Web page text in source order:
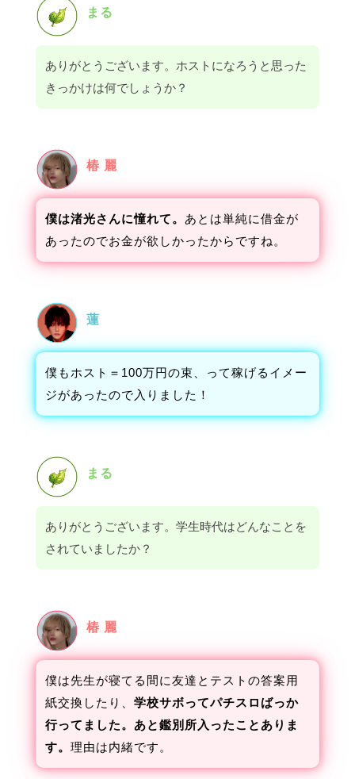
まる
ありがとうございます。ホストになろうと思った
きっかけは何でしょうか？
椿 麗
僕は渚光さんに憧れて。 あとは単純に借金が
あったのでお金が欲しかったからですね。
蓮
僕もホスト＝100万円の束、って稼げるイメー
ジがあったので入りました！
まる
ありがとうございます。学生時代はどんなことを
されていましたか？
椿 麗
僕は先生が寝てる間に友達とテストの答案用
紙交換したり、 学校サボってパチスロばっか
行ってました。あと鑑別所入ったことありま
す。 理由は内緒です。